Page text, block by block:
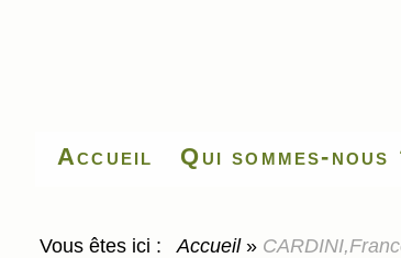
Accueil Qui sommes-nous
Vous êtes ici : Accueil »